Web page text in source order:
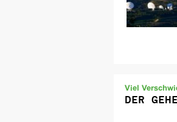
Viel
DER